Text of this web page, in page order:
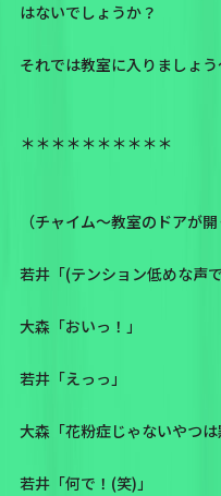
はないでしょうか？
それでは教室に入りましょう
＊＊＊＊＊＊＊＊＊＊
（チャイム〜教室のドアが開
若井「(テンション低めな声
大森「おいっ！」
若井「えっっ」
大森「花粉症じゃないやつは
若井「何で！(笑)」